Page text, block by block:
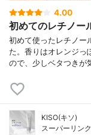
4.00
初めてのレチノー
初めて使ったレチノー
た。香りはオレンジっ
ので、少しベタつきが
KISO(キソ)
スーパーリン